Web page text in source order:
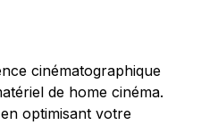
cinématographique
de home cinéma.
optimisant votre